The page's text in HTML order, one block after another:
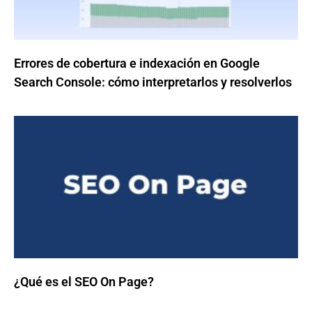
Errores de cobertura e indexación en Google
Search Console: cómo interpretarlos y resolverlos
¿Qué es el SEO On Page?